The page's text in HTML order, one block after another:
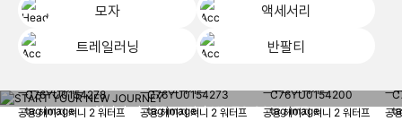
모자
액세서리
트레일러닝
반팔티
START YOUR
헤이지 져니 New 컬러 UP TO 20% OFF
공용 헤이지 져니 2 워터프
공용 헤이지 져니 2 워터프
공용 헤이지 져니 2 워터프
공